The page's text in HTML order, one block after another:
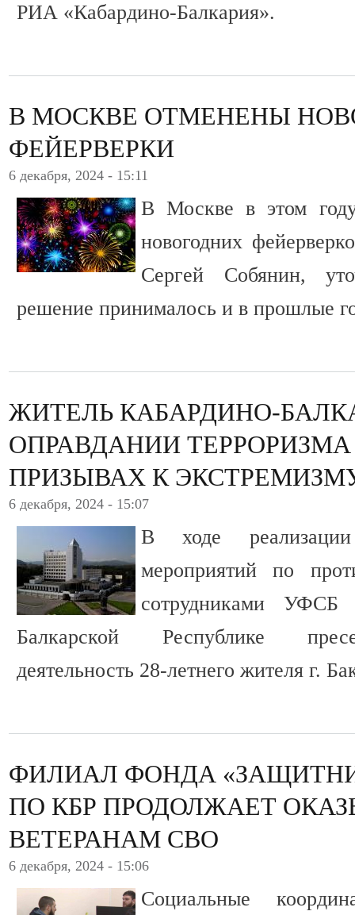
РИА «Кабардино-Балкария».
В МОСКВЕ ОТМЕНЕНЫ
ФЕЙЕРВЕРКИ
6 декабря, 2024 - 15:11
В Москве в этом
новогодних
Сергей Собянин,
решение принималось и в прошлые
ЖИТЕЛЬ КАБАРДИНО-
ОПРАВДАНИИ
ПРИЗЫВАХ К
6 декабря, 2024 - 15:07
В ходе реализации
мероприятий по
сотрудниками
Балкарской Республике
деятельность 28-летнего жителя г.
ФИЛИАЛ ФОНДА
ПО КБР ПРОДОЛЖАЕТ
ВЕТЕРАНАМ СВО
6 декабря, 2024 - 15:06
Социальные